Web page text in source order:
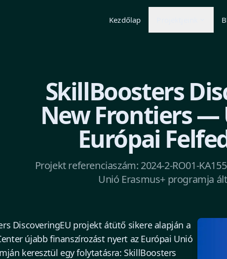
Kezdőlap
SkillBoosters
New Frontiers —
Európai
Projekt referenciaszám: 2024-2-RO01-
Unió Erasmus+ programja
DiscoveringEU projekt átütő sikere alapján a
újabb finanszírozást nyert az Európai Unió
keresztül egy folytatásra: SkillBoosters